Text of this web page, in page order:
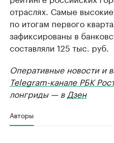
отраслях. Самые
по итогам первого
зафиксированы в
составляли 125 тыс. руб.
Оперативные новости и
Telegram-канале РБК
лонгриды — в Дзен
Авторы